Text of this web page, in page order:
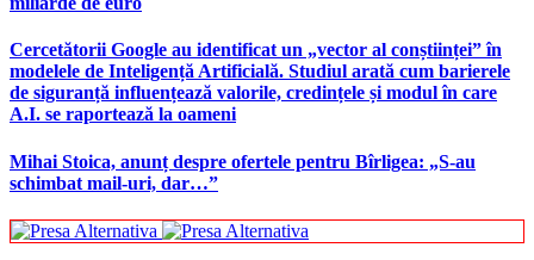
Cercetătorii Google au identificat un „vector al conștiinței” în
modelele de Inteligență Artificială. Studiul arată cum barierele
de siguranță influențează valorile, credințele și modul în care
A.I. se raportează la oameni
Mihai Stoica, anunț despre ofertele pentru Bîrligea: „S-au
schimbat mail-uri, dar…”